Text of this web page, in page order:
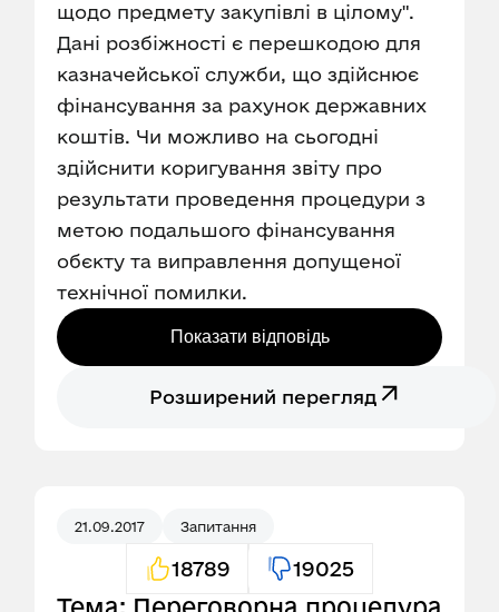
щодо предмету закупівлі в цілому".
Дані розбіжності є перешкодою для
казначейської служби, що здійснює
фінансування за рахунок державних
коштів. Чи можливо на сьогодні
здійснити коригування звіту про
результати проведення процедури з
метою подальшого фінансування
обєкту та виправлення допущеної
технічної помилки.
Показати відповідь
Розширений перегляд
21.09.2017 Запитання
18789 19025
Тема: Переговорна процедура